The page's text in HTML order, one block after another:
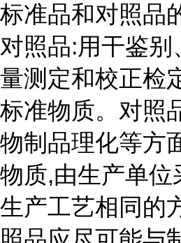
标准品和对照品
对照品:用干鉴别
量测定和校正检
标准物质。对照
物制品理化等方
物质,由生产单位
生产工艺相同的